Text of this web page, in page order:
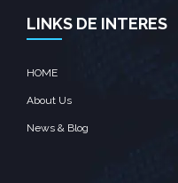
LINKS DE INTERES
HOME
About Us
News & Blog